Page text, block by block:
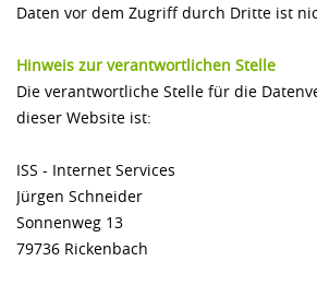
Daten vor dem Zugriff durch Dritte ist
Hinweis zur verantwortlichen Stelle
Die verantwortliche Stelle für die
dieser Website ist:
ISS - Internet Services
Jürgen Schneider
Sonnenweg 13
79736 Rickenbach